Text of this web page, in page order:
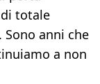
totale
anni che
a non